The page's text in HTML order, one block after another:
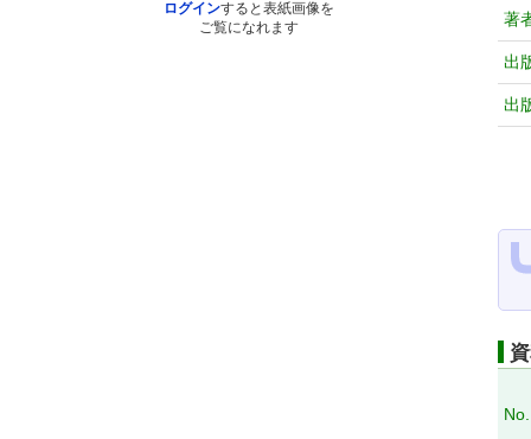
ログインすると表紙画像を
ご覧になれます
著
出
出
No.